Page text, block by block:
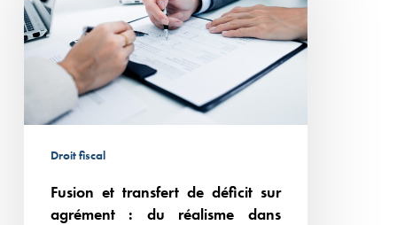
de
déficit
agrément :
du
l’appréciation
Droit fiscal
Fusion et transfert de déficit sur
agrément : du réalisme dans